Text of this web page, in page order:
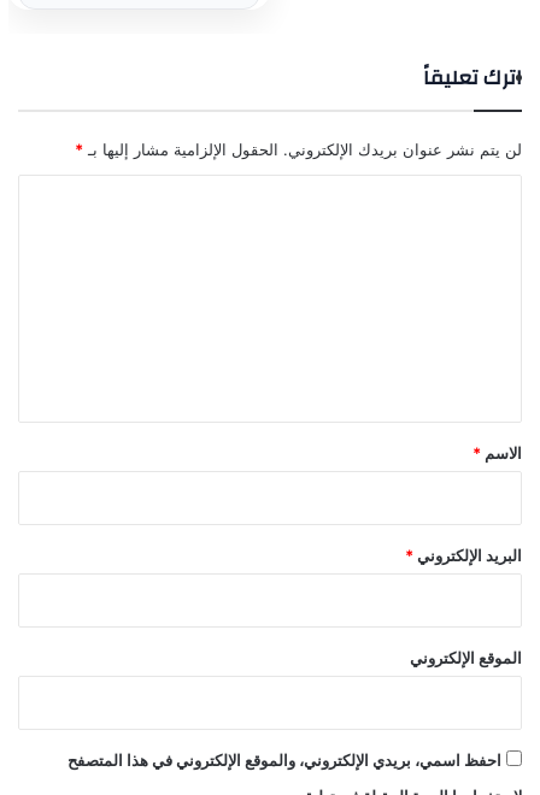
اترك تعليقاً
لن يتم نشر عنوان بريدك الإلكتروني. الحقول الإلزامية مشار إليها بـ *
*
الاسم *
البريد الإلكتروني *
الموقع الإلكتروني
احفظ اسمي، بريدي الإلكتروني، والموقع الإلكتروني في هذا المتصفح